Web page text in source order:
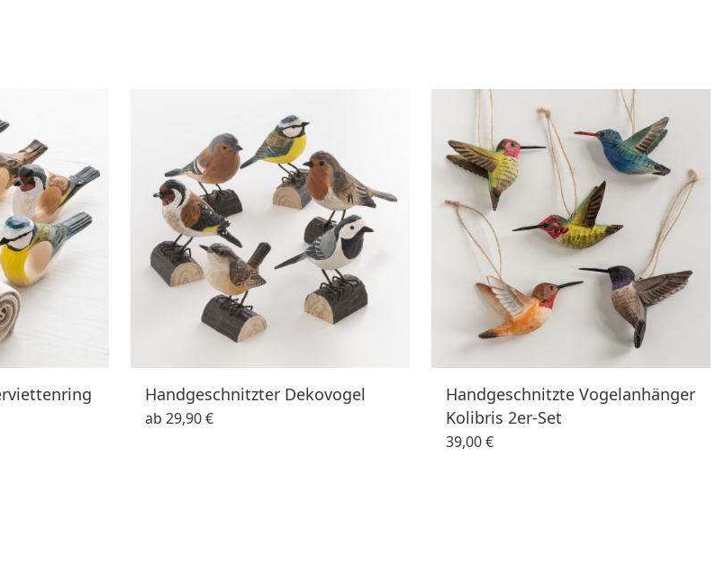
Handgeschnitzter Dekovogel
ab 29,90 €
Handgeschnitzte Vogelanhänger
Kolibris 2er-Set
39,00 €